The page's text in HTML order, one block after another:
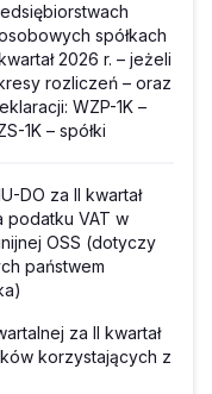
spółkach
2026 r. – jeżeli
rozliczeń – oraz
WZP-1K –
1K – spółki
DO za II kwartał
podatku VAT w
OSS (dotyczy
państwem
za II kwartał
korzystających z